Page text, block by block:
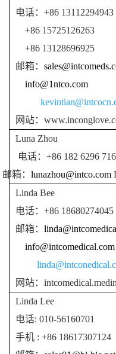
电话： +86 13112294943
+86 15725126263
+86 13128696925
邮箱：
info@1ntco.com
网站：
Luna Zhou
电话： +86 182 6296
箱： lunazhou@intco.com
Linda Bee
电话： +86 18680274045
邮箱：
info@intcomedical.com
网站：
Linda Lee
电话: 010-56160701
手机 : +86 18617307124